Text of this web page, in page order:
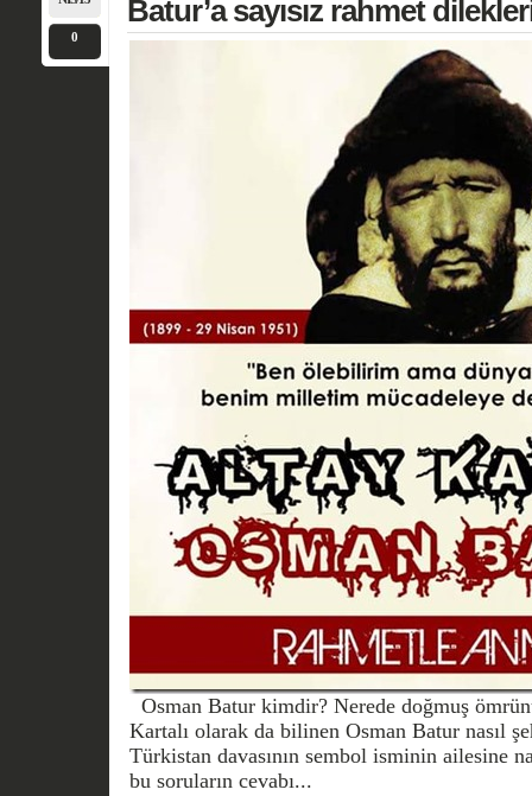
0
Batur’a sayısız rahmet
Osman Batur kimdir? Nerede doğmuş
Kartalı olarak da bilinen Osman Batur nasıl
Türkistan davasının sembol isminin ailesine
bu soruların cevabı...